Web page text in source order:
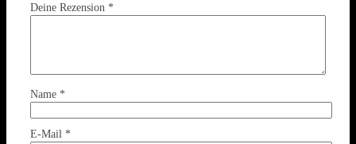
Deine Rezension *
Name *
E-Mail *